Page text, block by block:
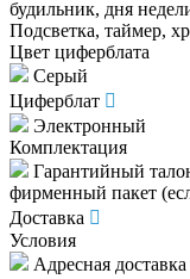
будильник, дня
Подсветка, таймер,
Цвет циферблата
Серый
Циферблат
Электронный
Комплектация
Гарантийный
фирменный пакет
Доставка
Условия
Адресная